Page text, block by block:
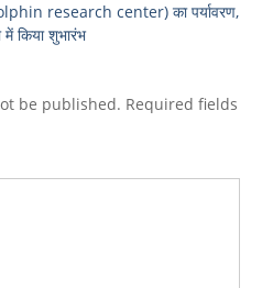
research center) का पर्यावरण,
में किया शुभारंभ
be published. Required fields